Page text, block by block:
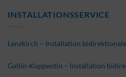
INSTALLATIONSSERVICE
Lenzkirch – Installation
Gallin-Kuppentin – Installation